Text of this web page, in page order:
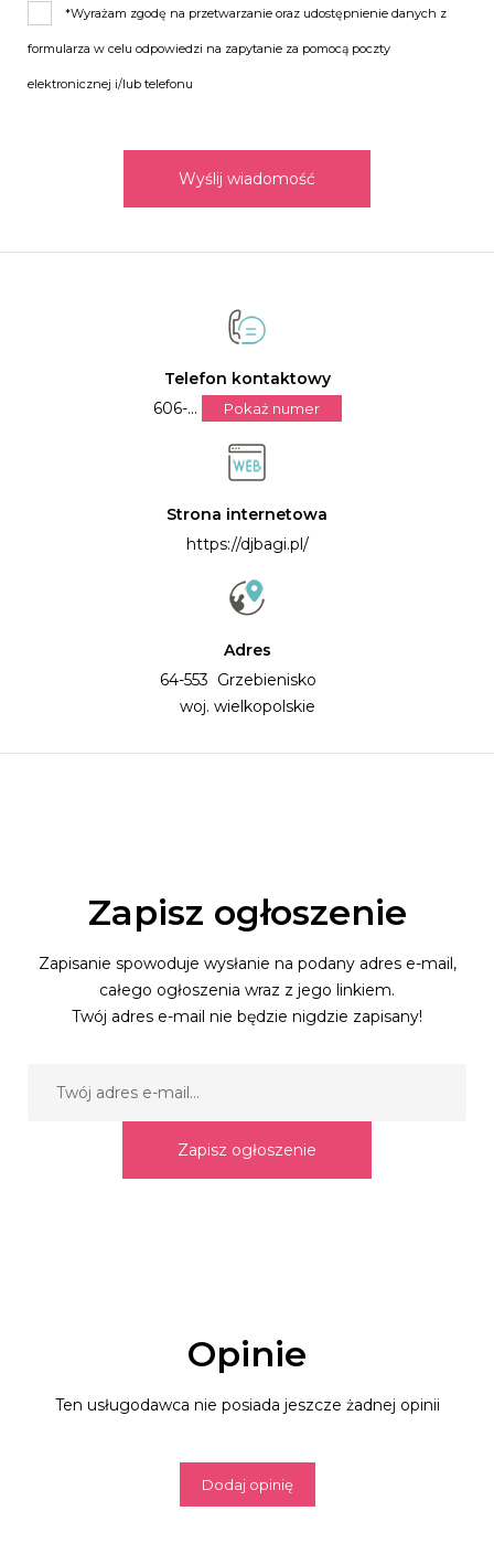
lokalu oraz liczby gości (do 300osób)
odtwarzanej muzyki
- ścisła współpraca z fotografem / kamerzystą / obsługą
imprezy czy listy utworów
Nasze usługi świadczymy w całej Polsce i nie tylko.
wystawiamy paragon lub fakturę VAT.
Również możliwość płatności kartą.
Bagi Kompleksowe Usługi DJ-skie
Zapraszamy do współpracy
*Wyrażam zgodę na przetwarzanie oraz udostępnienie danych z
formularza w celu odpowiedzi na zapytanie za pomocą poczty
elektronicznej i/lub telefonu
Wyślij wiadomość
Telefon kontaktowy
606-...
Pokaż numer
Strona internetowa
https://djbagi.pl/
Adres
64-553 Grzebienisko
woj. wielkopolskie
Zapisz ogłoszenie
Zapisanie spowoduje wysłanie na podany adres e-mail,
całego ogłoszenia wraz z jego linkiem.
Twój adres e-mail nie będzie nigdzie zapisany!
Zapisz ogłoszenie
Opinie
Ten usługodawca nie posiada jeszcze żadnej opinii
Dodaj opinię